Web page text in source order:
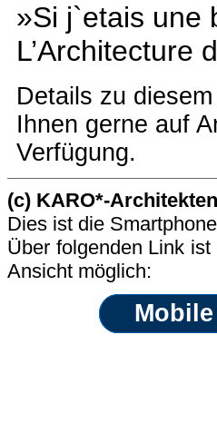
»Si j`etais une
L’Architecture
Details zu
Ihnen gerne auf
Verfügung.
(c) KARO*-
Dies ist die
Über folgenden Link
Ansicht möglich:
Mobile